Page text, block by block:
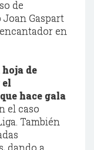
de
Gaspart
en
de
el
hace gala
el caso
También
dando a